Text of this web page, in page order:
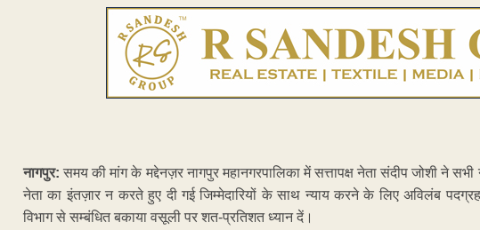
नागपुर:समय की मांग के मद्देनज़र नागपुर महानगरपालिका में सत्तापक्ष नेता संदीप जोशी ने
नेता का इंतज़ार न करते हुए दी गई जिम्मेदारियों के साथ न्याय करने के लिए अविलंब
विभाग से सम्बंधित बकाया वसूली पर शत-प्रतिशत ध्यान दें।